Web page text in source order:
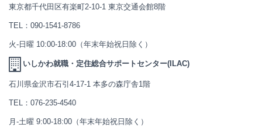
東京都千代田区有楽町2-10-1 東京交通会館8階
TEL： 090-1541-8786
火-日曜 10:00-18:00（年末年始祝日除く）
いしかわ就職・定住総合サポートセンター(ILAC)
石川県金沢市石引4-17-1 本多の森庁舎1階
TEL： 076-235-4540
月-土曜 9:00-18:00（年末年始祝日除く）